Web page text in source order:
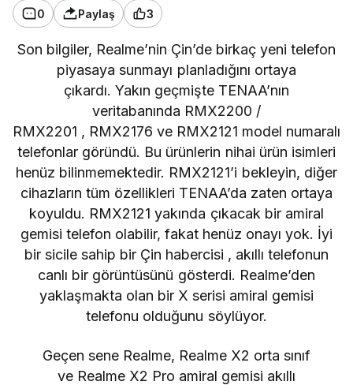
0 Paylaş 3
Son bilgiler, Realme’nin Çin’de birkaç yeni telefon
piyasaya sunmayı planladığını ortaya
çıkardı. Yakın geçmişte TENAA’nın
veritabanında RMX2200 /
RMX2201 , RMX2176 ve RMX2121 model numaralı
telefonlar göründü. Bu ürünlerin nihai ürün isimleri
henüz bilinmemektedir. RMX2121’i bekleyin, diğer
cihazların tüm özellikleri TENAA’da zaten ortaya
koyuldu. RMX2121 yakında çıkacak bir amiral
gemisi telefon olabilir, fakat henüz onayı yok. İyi
bir sicile sahip bir Çin habercisi , akıllı telefonun
canlı bir görüntüsünü gösterdi. Realme’den
yaklaşmakta olan bir X serisi amiral gemisi
telefonu olduğunu söylüyor.
Geçen sene Realme, Realme X2 orta sınıf
ve Realme X2 Pro amiral gemisi akıllı